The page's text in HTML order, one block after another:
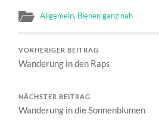
Allgemein, Bienen ganz nah
VORHERIGER BEITRAG
Wanderung in den Raps
NÄCHSTER BEITRAG
Wanderung in die Sonnenblumen